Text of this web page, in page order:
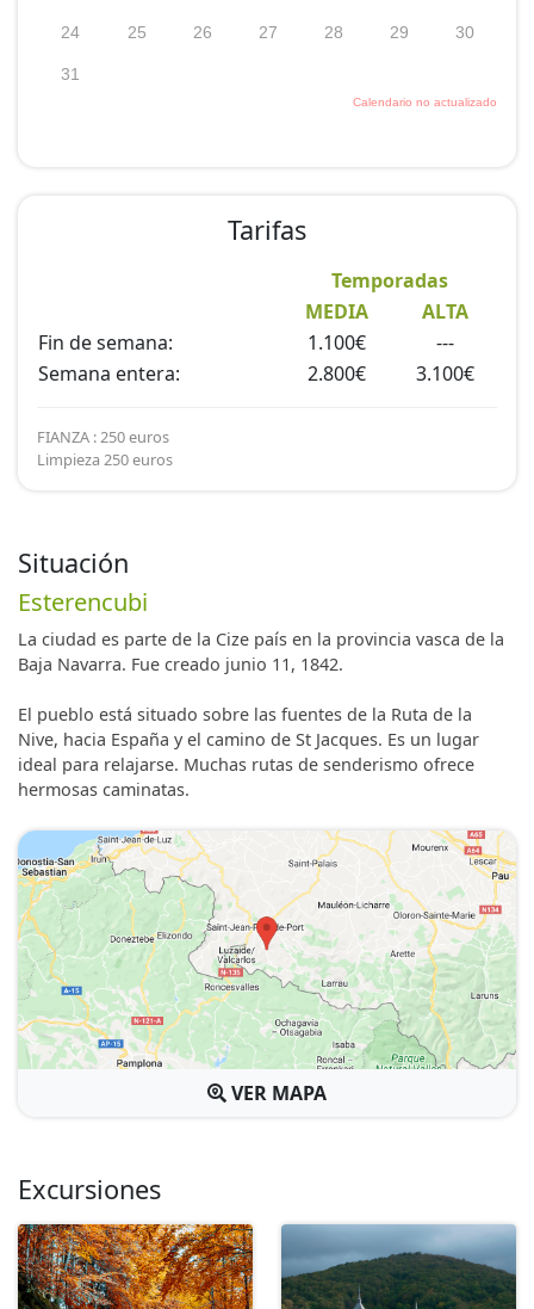
Situación
Esterencubi
La ciudad es parte de la Cize país en la provincia vasca de la
Baja Navarra. Fue creado junio 11, 1842.
El pueblo está situado sobre las fuentes de la Ruta de la
Nive, hacia España y el camino de St Jacques. Es un lugar
ideal para relajarse. Muchas rutas de senderismo ofrece
hermosas caminatas.
VER MAPA
Excursiones
Tarifas
Temporadas
MEDIA
ALTA
Fin de semana:
1.100€
---
Semana entera:
2.800€ 3.100€
FIANZA : 250 euros
Limpieza 250 euros